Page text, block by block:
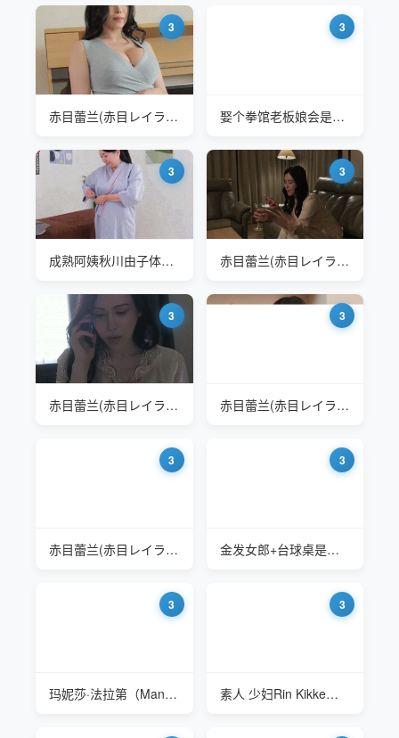
3
赤目蕾兰(赤目レイラン Akame Reiran) HZGD-233 有个混血嫂子是什么体验
3
娶个拳馆老板娘会是什么体验
3
成熟阿姨秋川由子体验销魂按摩
3
赤目蕾兰(赤目レイラン Akame Reiran) HZGD-233 有个混血嫂子是什么体验
3
赤目蕾兰(赤目レイラン Akame Reiran) HZGD-233 有个混血嫂子是什么体验
3
赤目蕾兰(赤目レイラン Akame Reiran) HZGD-233 有个混血嫂子是什么体验
3
赤目蕾兰(赤目レイラン Akame Reiran) HZGD-233 有个混血嫂子是什么体验
3
金发女郎+台球桌是什么体验
3
玛妮莎·法拉第（Manizha Faraday）体验丰田赛车漂移
3
素人 少妇Rin Kikke第一次体验